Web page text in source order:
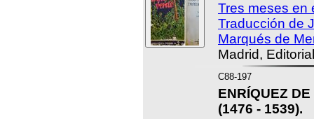
Tres meses en
Traducción de
Marqués de
Madrid,
C88-197
ENRÍQUEZ
(1476 - 1539).